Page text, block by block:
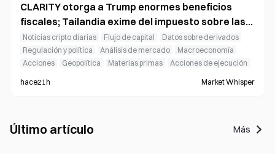
CLARITY otorga a Trump enormes beneficios
fiscales; Tailandia exime del impuesto sobre las
ganancias de capital las transacciones con
criptomonedas
Noticias cripto diarias Flujo de capital
Datos sobre derivados
Regulación y política
Análisis de mercado
Macroeconomía
Acciones
Geopolítica Materias primas Acciones de ejecución
hace21h Market Whisper
Último artículo Más